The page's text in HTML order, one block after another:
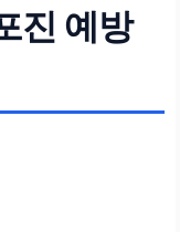
진 예방